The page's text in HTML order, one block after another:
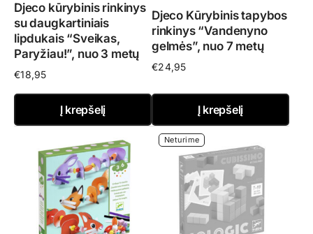
Djeco kūrybinis rinkinys
su daugkartiniais
lipdukais “Sveikas,
Paryžiau!”, nuo 3 metų
€18,95
Į krepšelį
Djeco Kūrybinis tapybos
rinkinys “Vandenyno
gelmės”, nuo 7 metų
€24,95
Į krepšelį
Neturime